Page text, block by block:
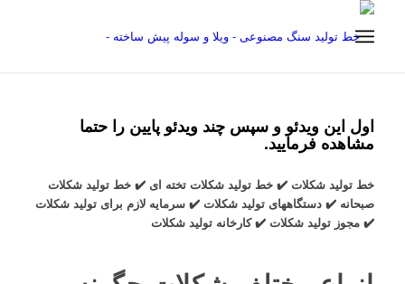
اول این ویدئو و سپس چند ویدئو پایین را حتما
مشاهده فرمایید.
خط تولید شکلات ✔️ خط تولید شکلات تخته ای ✔️ خط تولید شکلات
صبحانه ✔️ دستگاههای تولید شکلات ✔️ سرمایه لازم برای تولید شکلات
✔️ مجوز تولید شکلات ✔️ کارخانه تولید شکلات